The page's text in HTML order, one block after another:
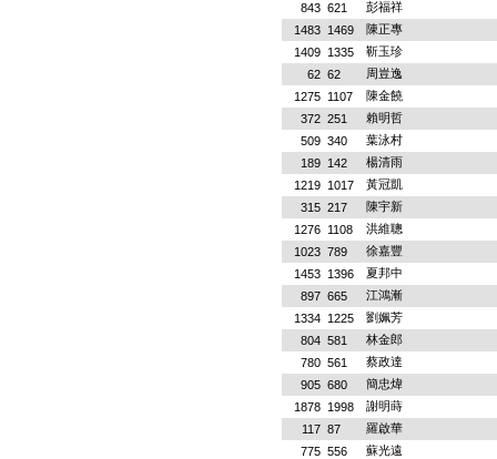
843 621
彭福祥
1483
1469
陳正專
1409
1335
靳玉珍
62 62
周豈逸
1275
1107
陳金饒
372 251
賴明哲
509 340
葉泳村
189
142
楊清雨
1219
1017
黃冠凱
315 217
陳宇新
1276
1108
洪維聰
1023 789
徐嘉豐
1453
1396
夏邦中
897 665
江鴻漸
1334
1225
劉姵芳
804 581
林金郎
780 561
蔡政達
905 680
簡忠煒
1878
1998
謝明蒔
117 87
羅啟華
775 556
蘇光遠